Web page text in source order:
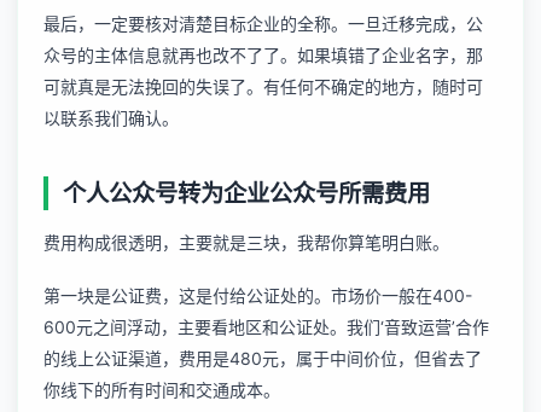
最后，一定要核对清楚目标企业的全称。一旦迁移完成，公
众号的主体信息就再也改不了了。如果填错了企业名字，那
可就真是无法挽回的失误了。有任何不确定的地方，随时可
以联系我们确认。
个人公众号转为企业公众号所需费用
费用构成很透明，主要就是三块，我帮你算笔明白账。
第一块是公证费，这是付给公证处的。市场价一般在400-
600元之间浮动，主要看地区和公证处。我们‘音致运营’合作
的线上公证渠道，费用是480元，属于中间价位，但省去了
你线下的所有时间和交通成本。